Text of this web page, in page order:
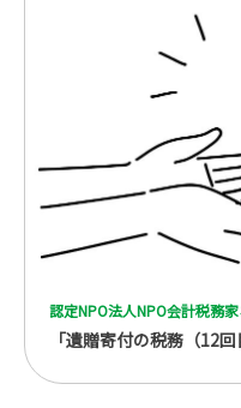
「遺贈寄付の税務（12回